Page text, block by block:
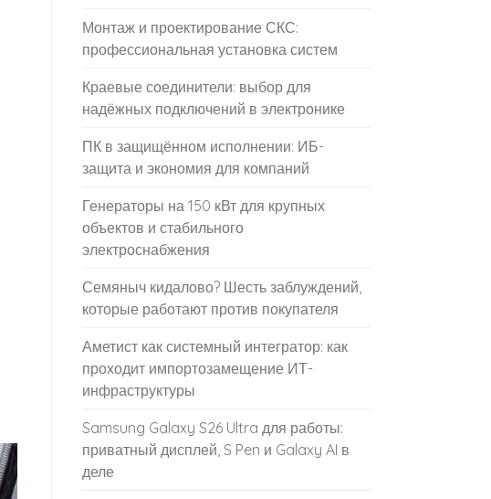
Монтаж и проектирование СКС:
профессиональная установка систем
Краевые соединители: выбор для
надёжных подключений в электронике
ПК в защищённом исполнении: ИБ-
защита и экономия для компаний
Генераторы на 150 кВт для крупных
объектов и стабильного
электроснабжения
Семяныч кидалово? Шесть заблуждений,
которые работают против покупателя
Аметист как системный интегратор: как
проходит импортозамещение ИТ-
инфраструктуры
Samsung Galaxy S26 Ultra для работы:
приватный дисплей, S Pen и Galaxy AI в
деле